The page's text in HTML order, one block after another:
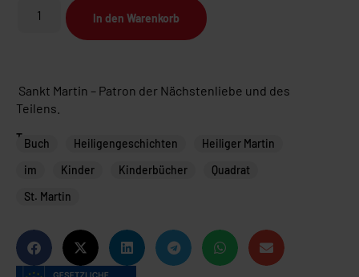
In den Warenkorb
Sankt Martin – Patron der Nächstenliebe und des
Teilens.
TagsBuch Heiligengeschichten
Heiliger Martin
im
Kinder Kinderbücher
Quadrat
St. Martin